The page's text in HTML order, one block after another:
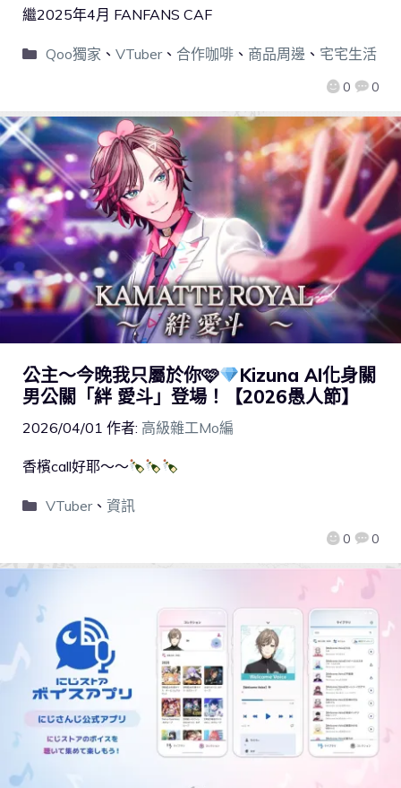
0 0
繼2025年4月 FANFANS CAF
Qoo獨家 、 VTuber、 合作咖啡、 商品周邊 、 宅宅生活
公主～今晚我只屬於你🩷
Kizuna AI化身關
男公關「絆 愛斗」登場！【2026愚人節】
2026/04/01 作者: 高級雜工Mo編
0 0
香檳call好耶～～
VTuber、 資訊